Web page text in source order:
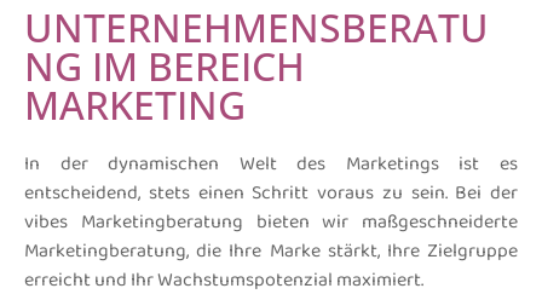
UNTERNEHMENSBERATU
NG IM BEREICH
MARKETING
In der dynamischen Welt des Marketings ist es
entscheidend, stets einen Schritt voraus zu sein. Bei der
vibes Marketingberatung bieten wir maßgeschneiderte
Marketingberatung, die Ihre Marke stärkt, Ihre Zielgruppe
erreicht und Ihr Wachstumspotenzial maximiert.